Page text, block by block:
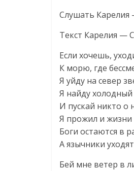
Слушать Карелия
Текст Карелия —
Если хочешь,
К морю, где
Я уйду на север
Я найду
И пускай никто о
Я прожил и жизни
Боги остаются в
А язычники
Бей мне ветер в